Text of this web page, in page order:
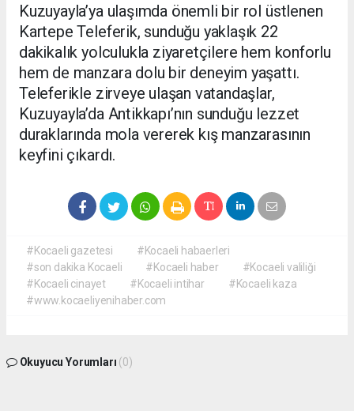
Kuzuyayla’ya ulaşımda önemli bir rol üstlenen
Kartepe Teleferik, sunduğu yaklaşık 22
dakikalık yolculukla ziyaretçilere hem konforlu
hem de manzara dolu bir deneyim yaşattı.
Teleferikle zirveye ulaşan vatandaşlar,
Kuzuyayla’da Antikkapı’nın sunduğu lezzet
duraklarında mola vererek kış manzarasının
keyfini çıkardı.
#Kocaeli gazetesi
#Kocaeli habaerleri
#son dakika Kocaeli
#Kocaeli haber
#Kocaeli valiliği
#Kocaeli cinayet
#Kocaeli intihar
#Kocaeli kaza
#www.kocaeliyenihaber.com
Okuyucu Yorumları (0)